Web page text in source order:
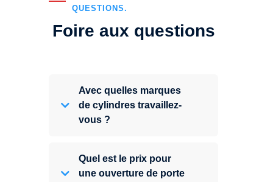
QUESTIONS.
Foire aux questions
Avec quelles marques
de cylindres travaillez-
vous ?
Quel est le prix pour
une ouverture de porte